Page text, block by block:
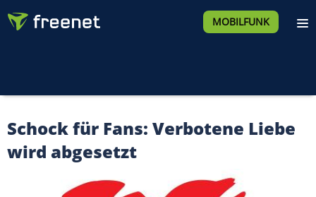
MOBILFUNK
Schock für Fans: Verbotene Liebe
wird abgesetzt